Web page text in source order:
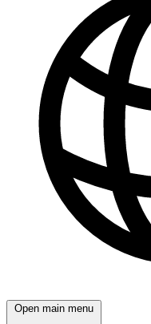
Open main menu